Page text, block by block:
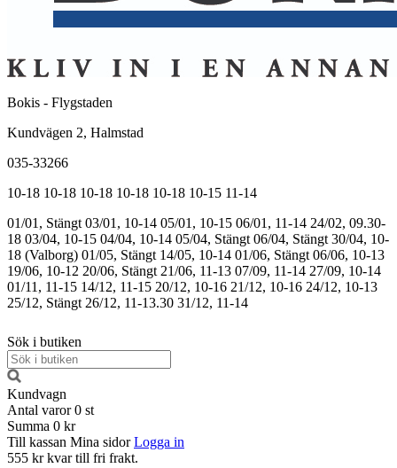
Bokis - Flygstaden
Kundvägen 2, Halmstad
035-33266
10-18 10-18 10-18 10-18 10-18 10-15 11-14
01/01, Stängt 03/01, 10-14 05/01, 10-15 06/01, 11-14 24/02, 09.30-
18 03/04, 10-15 04/04, 10-14 05/04, Stängt 06/04, Stängt 30/04, 10-
18 (Valborg) 01/05, Stängt 14/05, 10-14 01/06, Stängt 06/06, 10-13
19/06, 10-12 20/06, Stängt 21/06, 11-13 07/09, 11-14 27/09, 10-14
01/11, 11-15 14/12, 11-15 20/12, 10-16 21/12, 10-16 24/12, 10-13
25/12, Stängt 26/12, 11-13.30 31/12, 11-14
Sök i butiken
Kundvagn
Antal varor 0 st
Summa 0 kr
Till kassan Mina sidor Logga in
555 kr kvar till fri frakt.